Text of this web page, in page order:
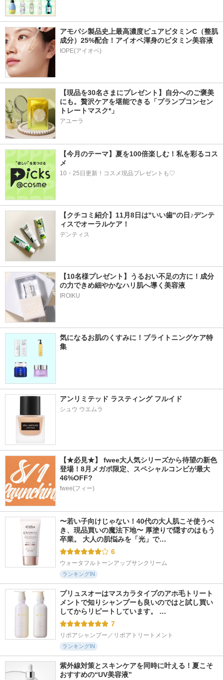
アモパシ製品史上最高濃度ピュアビタミンC（整肌
成分）25%配合！アイオペ渾身のビタミン美容液
IOPE(アイオペ)
【現品を30名さまにプレゼント】自分へのご褒美
にも。贅沢ケアを堪能できる「プランプコンセン
トレートマスク*」
アユーラ
【今月のテーマ】夏を100倍楽しむ！私を彩るコス
メ
10・25日更新！コスメ現品プレゼントも♡
【クチコミ紹介】11月8日は"いい歯"の日♪デンテ
ィスでオーラルケア！
デンティス
【10名様プレゼント】うるおい不足の方に！成分
の力できめ細やかなハリ肌へ導く美容液
IROIKU
気になるお肌のくすみに！ブライトニングケア特
集
アンリミテッド ラスティング フルイド
シュウ ウエムラ
【★必見★】 fwee大人気シリーズから待望の新色
登場！8月メガポ限定、スペシャルコンビが最大
46%OFF?
fwee(フィー)
〜若い子向けじゃない！40代の大人肌こそ使うべ
き、現品買いの魔法下地〜 厚塗りで隠すのはもう
卒業。 大人の肌悩みを「光」で…
6
ウォータフルトーンアップサンクリーム
ランキングIN
プリュスオーはマスカラタイプのアホ毛トリート
メントで知りシャンプーも良いのではと試し買い
してからリピートしています。 …
7
リポアシャンプー／リポアトリートメント
ランキングIN
紫外線対策とスキンケアを同時に叶える！夏こそ
おすすめの“UV美容液”